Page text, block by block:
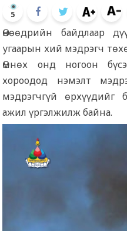
5
Өнөөдрийн байдлаар
угаарын хий мэдрэгч
Өмнөх онд ногоон
хороодод нэмэлт
мэдрэгчгүй өрхүүдийг
ажил үргэлжилж байна.